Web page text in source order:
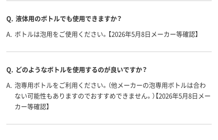
Q. 液体用のボトルでも使用できますか？
A. ボトルは泡用をご使用ください。【2026年5月8日メーカー等確認】
Q. どのようなボトルを使用するのが良いですか？
A. 泡専用ボトルをご利用ください。（他メーカーの泡専用ボトルは合わ
ない可能性もありますのでおすすめできません。）【2026年5月8日メー
カー等確認】